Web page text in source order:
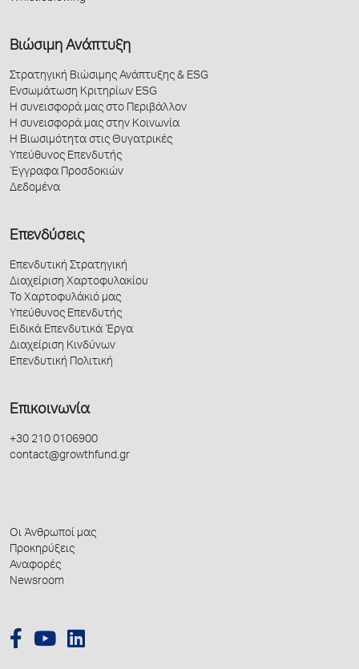
Βιώσιμη Ανάπτυξη
Στρατηγική Βιώσιμης Ανάπτυξης & ESG
Ενσωμάτωση Κριτηρίων ESG
Η συνεισφορά μας στο Περιβάλλον
Η συνεισφορά μας στην Κοινωνία
Η Βιωσιμότητα στις Θυγατρικές
Υπεύθυνος Επενδυτής
Έγγραφα Προσδοκιών
Δεδομένα
Επενδύσεις
Επενδυτική Στρατηγική
Διαχείριση Χαρτοφυλακίου
Το Χαρτοφυλάκιό μας
Υπεύθυνος Επενδυτής
Ειδικά Επενδυτικά Έργα
Διαχείριση Κινδύνων
Επενδυτική Πολιτική
Επικοινωνία
+30 210 0106900
contact@growthfund.gr
Οι Άνθρωποί μας
Προκηρύξεις
Αναφορές
Newsroom